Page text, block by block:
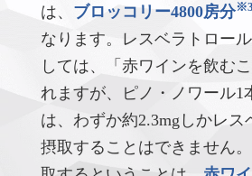
は、 ブロッコリー4800房分※3
なります。レスベラトロー
しては、「赤ワインを飲む
れますが、ピノ・ノワール1
は、わずか約2.3mgしかレス
摂取することはできません